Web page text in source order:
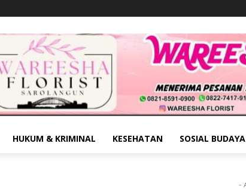
HUKUM & KRIMINAL KESEHATAN SOSIAL BUDAYA
-